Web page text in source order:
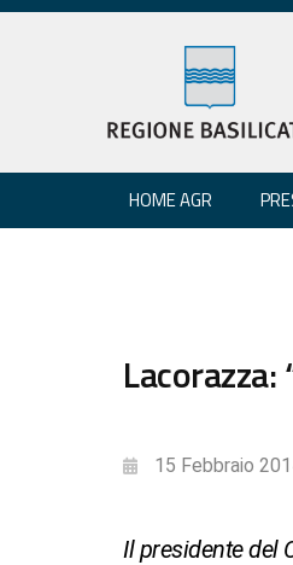
HOME AGR
15 Febbraio
Il presidente del